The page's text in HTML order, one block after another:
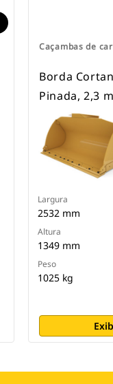
Caçambas de
Borda
Pinada, 2,3
Largura
2532 mm
Altura
1349 mm
Peso
1025 kg